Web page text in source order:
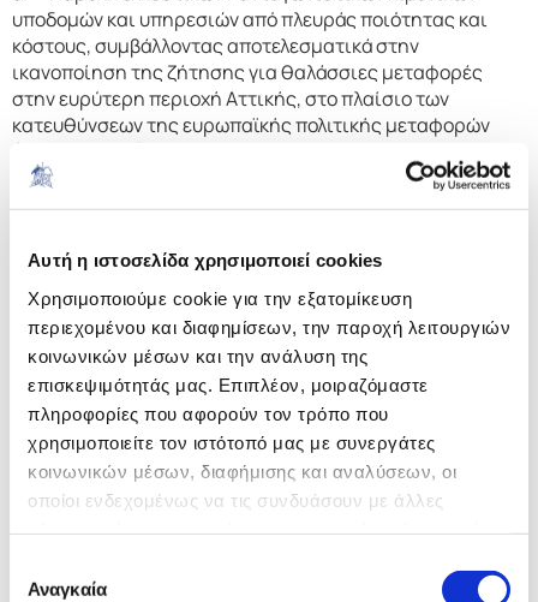
Αυτή η ιστοσελίδα χρησιμοποιεί cookies
Χρησιμοποιούμε cookie για την εξατομίκευση
περιεχομένου και διαφημίσεων, την παροχή λειτουργιών
κοινωνικών μέσων και την ανάλυση της
επισκεψιμότητάς μας. Επιπλέον, μοιραζόμαστε
πληροφορίες που αφορούν τον τρόπο που
χρησιμοποιείτε τον ιστότοπό μας με συνεργάτες
κοινωνικών μέσων, διαφήμισης και αναλύσεων, οι
οποίοι ενδεχομένως να τις συνδυάσουν με άλλες
των υπηρεσιών τους.
συγκατάθεσης
Αναγκαία
υποδομών και υπηρεσιών από πλευράς ποιότητας και
κόστους, συμβάλλοντας αποτελεσματικά στην
ικανοποίηση της ζήτησης για θαλάσσιες μεταφορές
στην ευρύτερη περιοχή Αττικής, στο πλαίσιο των
κατευθύνσεων της ευρωπαϊκής πολιτικής μεταφορών
(Λευκή Βίβλος). – Αποτελεσματική επικοινωνία των
δραστηριοτήτων υπηρεσιών / πλεονεκτημάτων του
λιμένα προς τους δυνητικούς χρήστες του (ακτοπλοϊκές
Βέλτιστη αξιοποίηση υποδομών και χώρων
θαλάσσιας και χερσαίας ζώνης του οργανισμού, με
έμφαση στην ανάπτυξη παράπλευρων και
συμπληρωματικών δραστηριοτήτων (παραχωρήσεις
χώρων για εμπορικές δραστηριότητες, για τη δημιουργία
αποθηκών ή κέντρων διανομής, κ.λπ.) και ανάπτυξη
συνεργασίας με ιδιωτικό τομέα.
5.Προώθηση των αρχών ελεύθερου ανταγωνισμού στη
λειτουργία και παροχή λιμενικών υπηρεσιών του λιμένα.
δυνατοτήτων αειφόρου ανάπτυξης του Λαυρίου και της